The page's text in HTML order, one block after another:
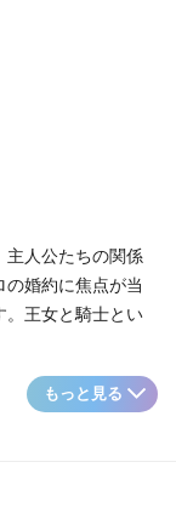
主人公たちの関係
婚約に焦点が当
。王女と騎士とい
もっと見る